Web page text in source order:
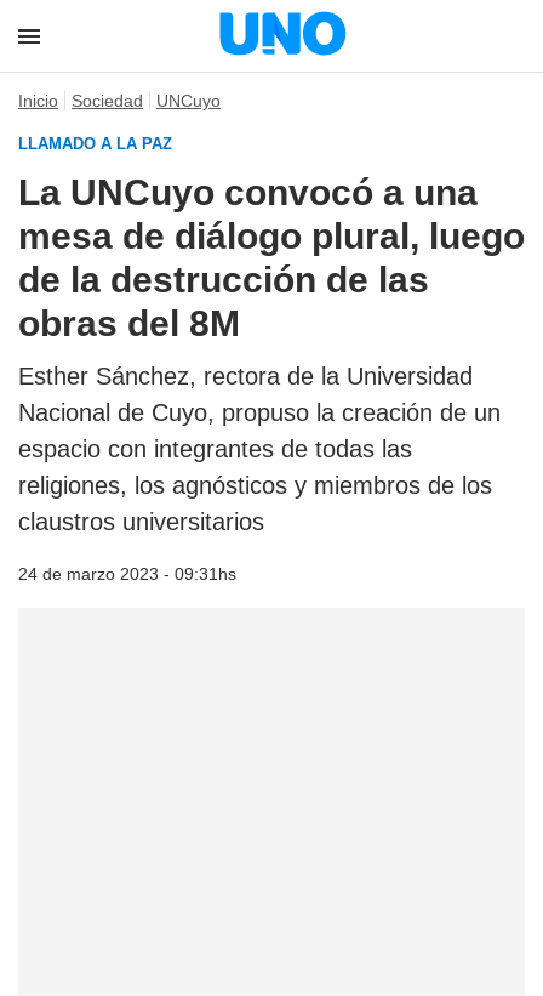
Inicio Sociedad UNCuyo
LLAMADO A LA PAZ
La UNCuyo convocó a una
mesa de diálogo plural, luego
de la destrucción de las
obras del 8M
Esther Sánchez, rectora de la Universidad
Nacional de Cuyo, propuso la creación de un
espacio con integrantes de todas las
religiones, los agnósticos y miembros de los
claustros universitarios
24 de marzo 2023 - 09:31hs